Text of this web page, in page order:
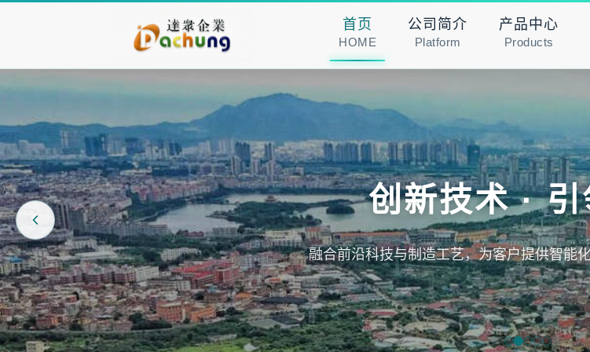
首页
HOME
公司简介
Platform
产品中心
Products
创新技术 ·
融合前沿科技与制造工艺，为客户提供智能